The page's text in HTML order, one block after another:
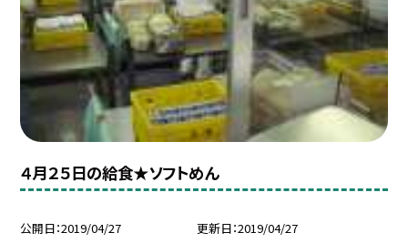
４月２５日の給食★ソフトめん
公開日 2019/04/27 更新日 2019/04/27